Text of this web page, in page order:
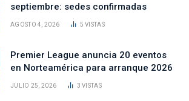
septiembre: sedes confirmadas
AGOSTO 4, 2026 5VISTAS
Premier League anuncia 20 eventos
en Norteamérica para arranque 2026
JULIO 25, 2026 3VISTAS